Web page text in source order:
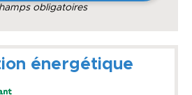
obligatoires
énergétique